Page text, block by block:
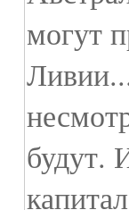
могут
будут.